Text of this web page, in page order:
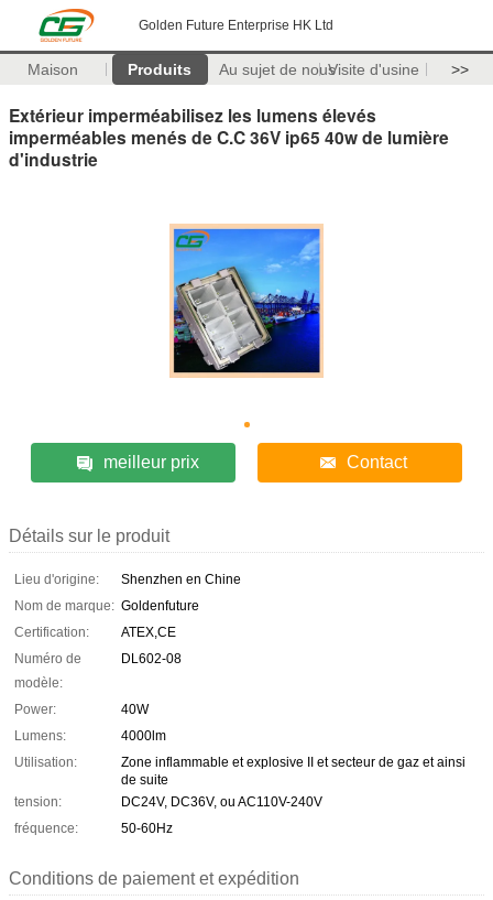
Golden Future Enterprise HK Ltd
Maison Produits Au sujet de nousVisite d'usine >>
Extérieur imperméabilisez les lumens élevés
imperméables menés de C.C 36V ip65 40w de lumière
d'industrie
meilleur prix Contact
Détails sur le produit
Lieu d'origine:
Shenzhen en Chine
Nom de marque: Goldenfuture
Certification:
ATEX,CE
Numéro de
modèle:
DL602-08
Power:
40W
Lumens:
4000lm
Utilisation:
Zone inflammable et explosive II et secteur de gaz et ainsi
de suite
tension:
DC24V, DC36V, ou AC110V-240V
fréquence:
50-60Hz
Conditions de paiement et expédition